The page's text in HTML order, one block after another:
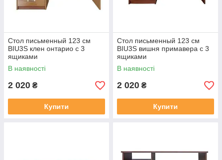
Стол письменный 123 см
BIU3S клен онтарио с 3
ящиками
В наявності
2 020 ₴
Купити
Стол письменный 123 см
BIU3S вишня примавера с 3
ящиками
В наявності
2 020 ₴
Купити